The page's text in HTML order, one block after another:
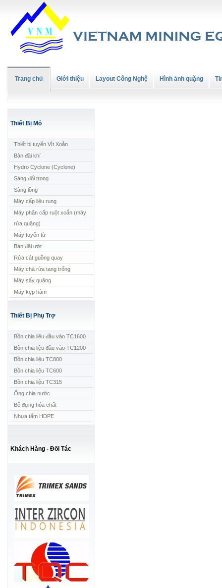
Trang chủ Giới thiệu Layout Công Nghệ Hình ảnh quặng
Thiết Bị Mỏ
Thiết bị tuyển VÍt Xoắn
Bàn đãi khí
Hydro Cyclone (Cyclone)
Sàng đối trọng
Sàng lồng
Máy cấp liệu rung
Máy phân cấp ruột xoắn (máy
rửa quặng)
Máy tuyển từ
Bàn đãi ướt
Rửa cát guồng quay
Máy chà rửa tang trống
Máy sấy quặng
Máy kẹp hàm
Thiết Bị Phụ Trợ
Bồn chia liệu đầu vào TC1600
Bồn chia liệu đầu vào TC1200
Bồn chia liệu TC800
Bồn chia liệu TC600
Bồn chia liệu TC315
Ống chia nước
Bể đựng hóa chất
Nhựa tấm HDPE
Khách Hàng - Đối Tác